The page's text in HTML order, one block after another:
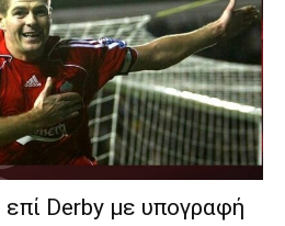
Derby με υπογραφή